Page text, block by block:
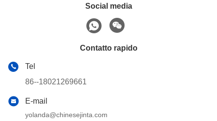
Social media
Contatto rapido
Tel
86--18021269661
E-mail
yolanda@chinesejinta.com